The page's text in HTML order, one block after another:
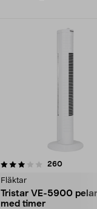
260
Fläktar
Tristar VE-5900
med timer
3.0 av 5 stjärnor